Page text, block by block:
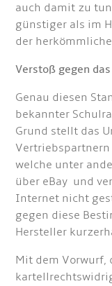
auch damit zu
günstiger als im
der
Verstoß gegen
Genau diesen
bekannter
Grund stellt das
welche unter
über eBay und
Internet nicht
gegen diese
Hersteller
Mit dem Vorwurf,